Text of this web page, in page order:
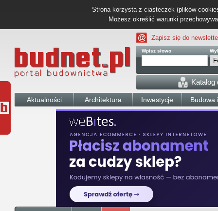
Strona korzysta z ciasteczek (plików
Możesz określić warunki
Zapisz się do
Wpisz słowo
Katalog
Aktualności Architektura Inwestycje Budowa